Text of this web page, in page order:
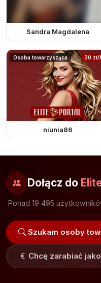
Sandra Magdalena
Osoba towarzysząca 30 zł/
niunia86
Dołącz do
Ponad 19 495
Szukam osoby
Chcę zarabiać